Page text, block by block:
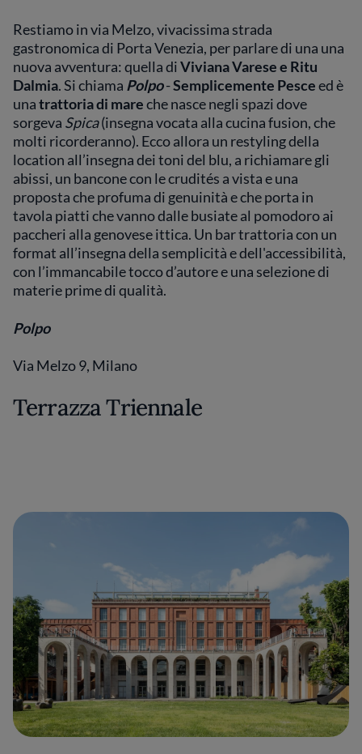
Restiamo in via Melzo, vivacissima strada
gastronomica di Porta Venezia, per parlare di una una
nuova avventura: quella diViviana Varese e Ritu
Dalmia. Si chiama Polpo-Semplicemente Pesceed è
unatrattoria di mareche nasce negli spazi dove
sorgeva Spica(insegna vocata alla cucina fusion, che
molti ricorderanno). Ecco allora un restyling della
location all’insegna dei toni del blu, a richiamare gli
abissi, un bancone con le crudités a vista e una
proposta che profuma di genuinità e che porta in
tavola piatti che vanno dalle busiate al pomodoro ai
paccheri alla genovese ittica. Un bar trattoria con un
format all’insegna della semplicità e dell'accessibilità,
con l’immancabile tocco d’autore e una selezione di
materie prime di qualità.
Polpo
Via Melzo 9, Milano
Terrazza Triennale